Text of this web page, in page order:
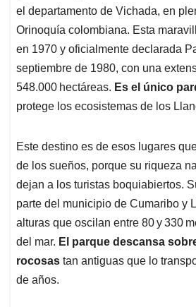
p
k
n
el departamento de Vichada, en
Orinoquía colombiana. Esta
en 1970 y oficialmente declarada
septiembre de 1980, con una
548.000 hectáreas. Es el único
protege los ecosistemas de los
Este destino es de esos lugares
de los sueños, porque su riqueza
dejan a los turistas boquiabiertos.
parte del municipio de Cumaribo y
alturas que oscilan entre 80 y 330
del mar. El parque descansa
rocosas tan antiguas que lo
de años.